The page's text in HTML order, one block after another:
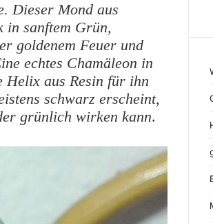
Dieser Mond aus
sanftem Grün,
goldenem Feuer und
echtes Chamäleon in
Helix aus Resin für ihn
schwarz erscheint,
grünlich wirken kann.